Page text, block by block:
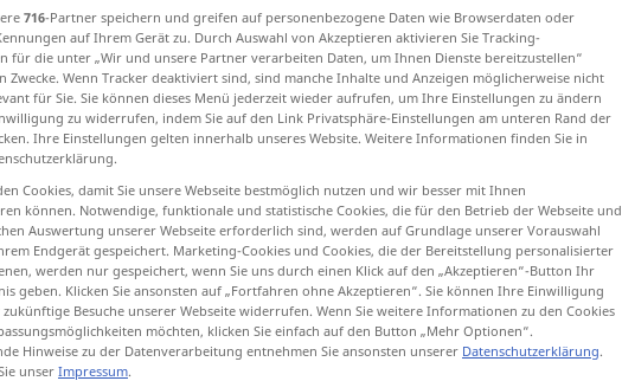
tout
716-Partner speichern und greifen auf personenbezogene Daten wie Browserdaten oder
auf Ihrem Gerät zu. Durch Auswahl von Akzeptieren aktivieren Sie Tracking-
für die unter „Wir und unsere Partner verarbeiten Daten, um Ihnen Dienste bereitzustellen“
Zwecke. Wenn Tracker deaktiviert sind, sind manche Inhalte und Anzeigen möglicherweise nicht
für Sie. Sie können dieses Menü jederzeit wieder aufrufen, um Ihre Einstellungen zu ändern
zu widerrufen, indem Sie auf den Link Privatsphäre-Einstellungen am unteren Rand der
Ihre Einstellungen gelten innerhalb unseres Website. Weitere Informationen finden Sie in
Cookies, damit Sie unsere Webseite bestmöglich nutzen und wir besser mit Ihnen
können. Notwendige, funktionale und statistische Cookies, die für den Betrieb der Webseite und
Auswertung unserer Webseite erforderlich sind, werden auf Grundlage unserer Vorauswahl
Endgerät gespeichert. Marketing-Cookies und Cookies, die der Bereitstellung personalisierter
werden nur gespeichert, wenn Sie uns durch einen Klick auf den „Akzeptieren“-Button Ihr
geben. Klicken Sie ansonsten auf „Fortfahren ohne Akzeptieren“. Sie können Ihre Einwilligung
Besuche unserer Webseite widerrufen. Wenn Sie weitere Informationen zu den Cookies
möchten, klicken Sie einfach auf den Button „Mehr Optionen“.
Hinweise zu der Datenverarbeitung entnehmen Sie ansonsten unserer Datenschutzerklärung.
unser Impressum.